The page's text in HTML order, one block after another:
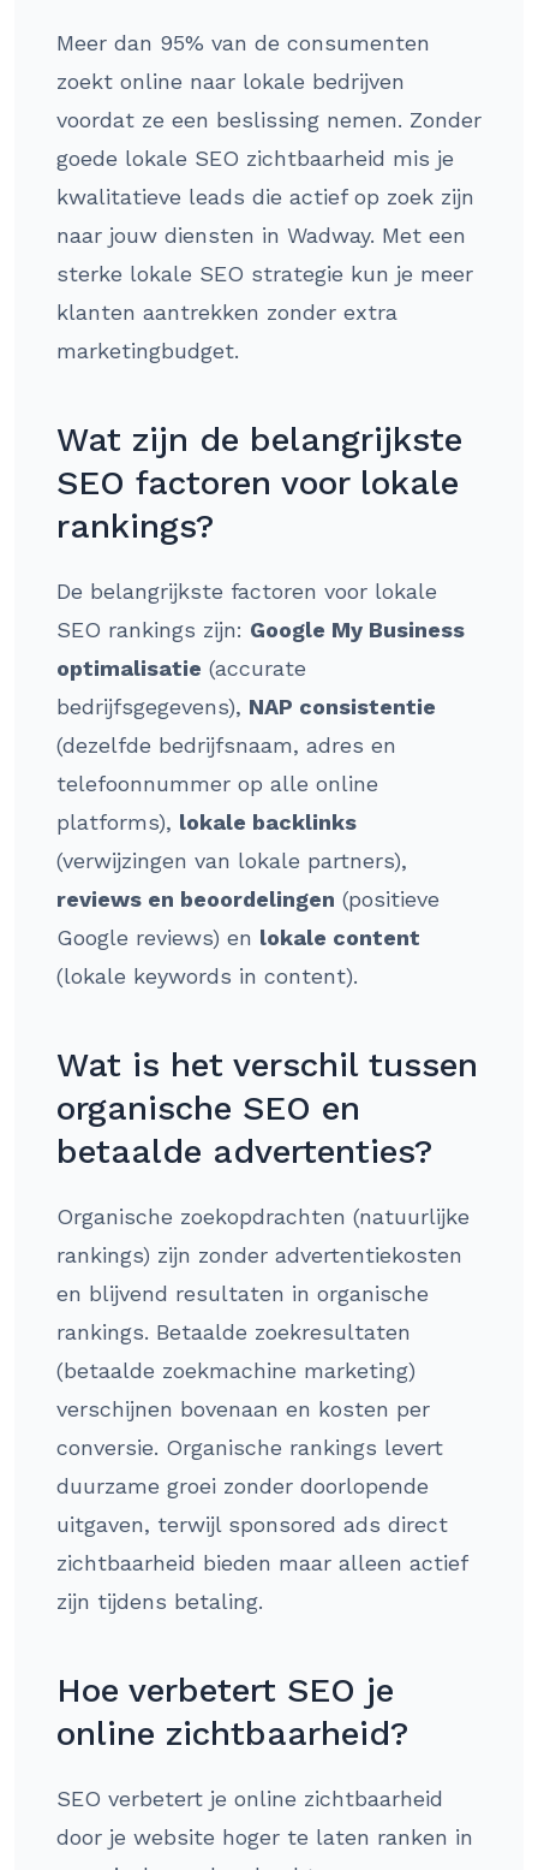
Meer dan 95% van de consumenten
zoekt online naar lokale bedrijven
voordat ze een beslissing nemen. Zonder
goede lokale SEO zichtbaarheid mis je
kwalitatieve leads die actief op zoek zijn
naar jouw diensten in Wadway. Met een
sterke lokale SEO strategie kun je meer
klanten aantrekken zonder extra
marketingbudget.
Wat zijn de belangrijkste
SEO factoren voor lokale
rankings?
De belangrijkste factoren voor lokale
SEO rankings zijn: Google My Business
optimalisatie (accurate
bedrijfsgegevens), NAP consistentie
(dezelfde bedrijfsnaam, adres en
telefoonnummer op alle online
platforms), lokale backlinks
(verwijzingen van lokale partners),
reviews en beoordelingen (positieve
Google reviews) en lokale content
(lokale keywords in content).
Wat is het verschil tussen
organische SEO en
betaalde advertenties?
Organische zoekopdrachten (natuurlijke
rankings) zijn zonder advertentiekosten
en blijvend resultaten in organische
rankings. Betaalde zoekresultaten
(betaalde zoekmachine marketing)
verschijnen bovenaan en kosten per
conversie. Organische rankings levert
duurzame groei zonder doorlopende
uitgaven, terwijl sponsored ads direct
zichtbaarheid bieden maar alleen actief
zijn tijdens betaling.
Hoe verbetert SEO je
online zichtbaarheid?
SEO verbetert je online zichtbaarheid
door je website hoger te laten ranken in